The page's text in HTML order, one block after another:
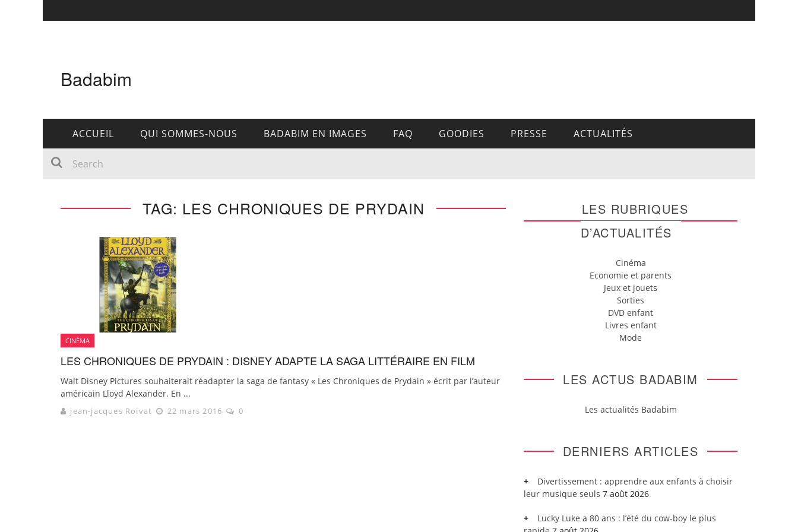
Badabim
ACCUEIL QUI SOMMES-NOUS BADABIM EN IMAGES FAQ GOODIES PRESSE ACTUALITÉS
TAG: LES CHRONIQUES DE PRYDAIN
CINÉMA
LES CHRONIQUES DE PRYDAIN : DISNEY ADAPTE LA SAGA LITTÉRAIRE EN FILM
Walt Disney Pictures souhaiterait réadapter la saga de fantasy « Les Chroniques de Prydain » écrit par l’auteur
américain Lloyd Alexander. En ...
jean-jacques Roivat 22 mars 2016 0
LES RUBRIQUES
D’ACTUALITÉS
Cinéma
Economie et parents
Jeux et jouets
Sorties
DVD enfant
Livres enfant
Mode
LES ACTUS BADABIM
Les actualités Badabim
DERNIERS ARTICLES
Divertissement : apprendre aux enfants à choisir
leur musique seuls 7 août 2026
Lucky Luke a 80 ans : l’été du cow-boy le plus